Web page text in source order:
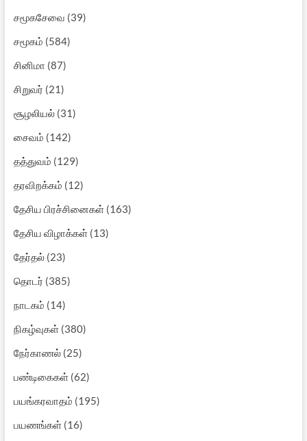
சமூகசேவை (39)
சமூகம் (584)
சினிமா (87)
சிறுவர் (21)
சூழலியல்(31)
சைவம் (142)
தத்துவம் (129)
தரவிறக்கம் (12)
தேசிய பிரச்சினைகள்(163)
தேசிய விழாக்கள்(13)
தேர்தல்(23)
தொடர் (385)
நாடகம் (14)
நிகழ்வுகள்(380)
நேர்காணல்(25)
பண்டிகைகள்(62)
பயங்கரவாதம் (195)
பயணங்கள்(16)